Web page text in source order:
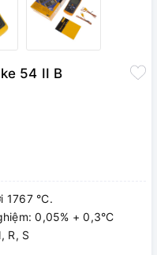
54 II B
1767 °C.
0,05% + 0,3°C
R, S